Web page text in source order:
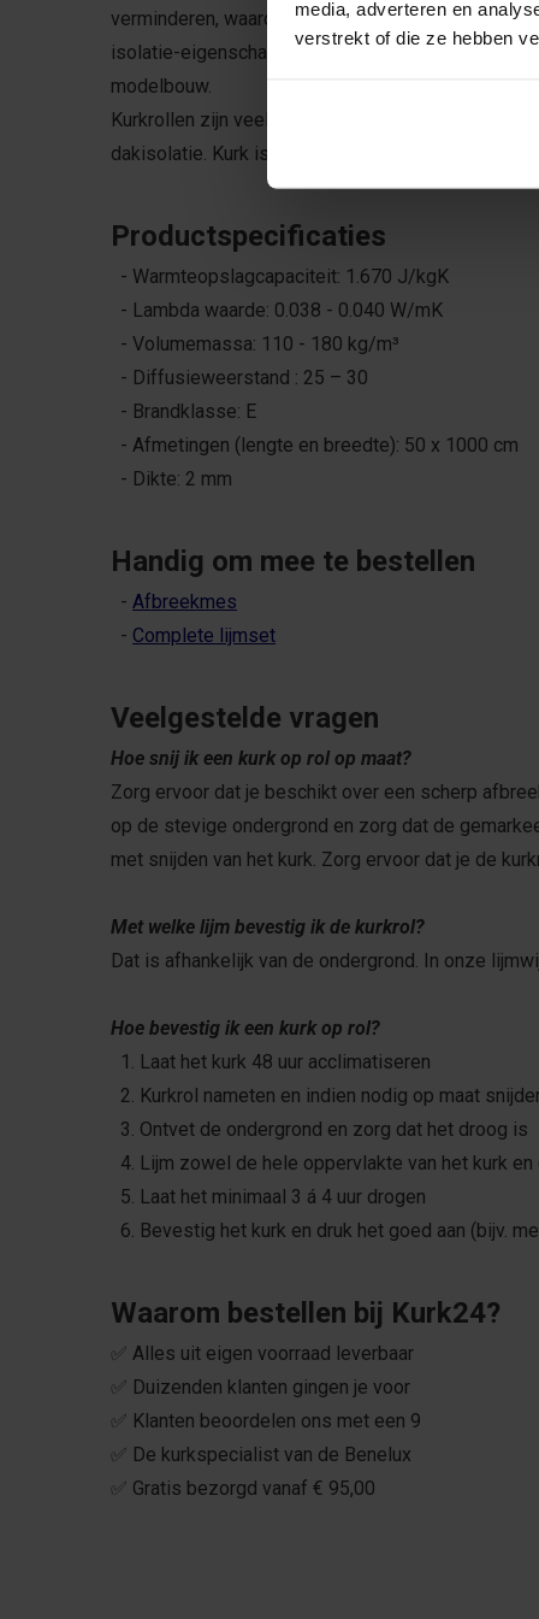
media, adverteren en
verstrekt of die ze hebben
verminderen, waardoor de energie-efficiëntie van
isolatie-eigenschappen, omdat het geluidsgolven
modelbouw.
Kurkrollen zijn veelzijdig en kunnen worden
dakisolatie. Kurk isolatie behoudt de
Productspecificaties
- Warmteopslagcapaciteit: 1.670 J/kgK
- Lambda waarde: 0.038 - 0.040 W/mK
- Volumemassa: 110 - 180 kg/m³
- Diffusieweerstand : 25 – 30
- Brandklasse: E
- Afmetingen (lengte en breedte): 50 x 1000 cm
- Dikte: 2 mm
Handig om mee te bestellen
- Afbreekmes
- Complete lijmset
Veelgestelde vragen
Hoe snij ik een kurk op rol op maat?
Zorg ervoor dat je beschikt over een scherp
op de stevige ondergrond en zorg dat de
met snijden van het kurk. Zorg ervoor dat je de
Met welke lijm bevestig ik de kurkrol?
Dat is afhankelijk van de ondergrond. In onze
Hoe bevestig ik een kurk op rol?
1. Laat het kurk 48 uur acclimatiseren
2. Kurkrol nameten en indien nodig op maat
3. Ontvet de ondergrond en zorg dat het droog is
4. Lijm zowel de hele oppervlakte van het kurk
5. Laat het minimaal 3 á 4 uur drogen
6. Bevestig het kurk en druk het goed aan (bijv.
Waarom bestellen bij Kurk24?
✅ Alles uit eigen voorraad leverbaar
✅ Duizenden klanten gingen je voor
✅ Klanten beoordelen ons met een 9
✅ De kurkspecialist van de Benelux
✅ Gratis bezorgd vanaf € 95,00